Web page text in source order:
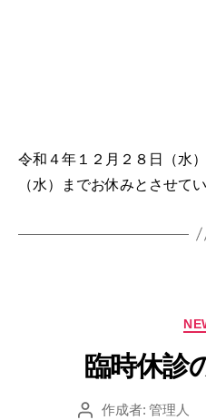
令和４年１２月２８日（水
（水）までお休みとさせて
臨時休診
投
作成者:管理人